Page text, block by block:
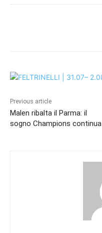
Previous article
Malen ribalta il Parma: il
sogno Champions continua